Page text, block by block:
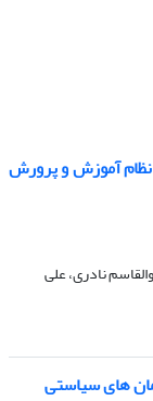
آموزش و پرورش
نادری، علی
های سیاستی